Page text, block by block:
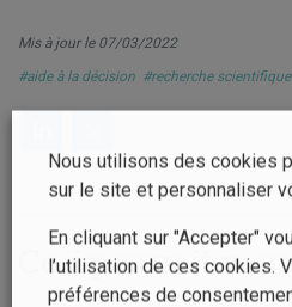
Mis à jour le 07/03/2022
#aide à la décision #recherche scientifique
Ceci pourrait
Nous utilisons des cookies
sur le site et personnaliser
En cliquant sur "Accepter"
l’utilisation de ces cookies.
préférences de